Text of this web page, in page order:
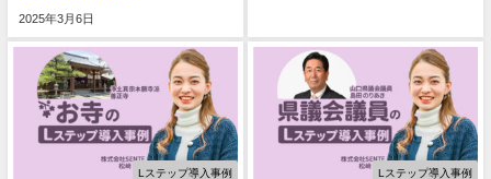
2025年3月6日
Lステップ導入事例 Lステップ導入事例